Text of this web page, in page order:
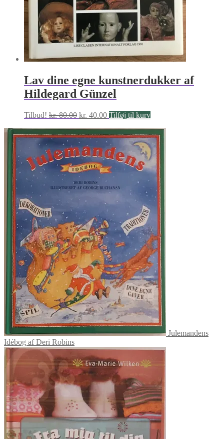
Lav dine egne kunstnerdukker af
Hildegard Günzel
Tilbud! kr.80.00 Den
pris
var:
kr. 80.00.
kr. 40.00Den
pris
er:
kr. 40.00.
Tilføj til kurv
Julemandens
Idébog af Deri Robins